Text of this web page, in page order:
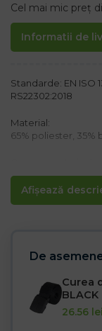
Cel mai mic preț
Informatii de
Afișează
Standarde: EN ISO
RS22302:2018
Material:
65% poliester, 35%
Caracteristici:
– Noua versiune a
– Croială nouă
– Banda interioară
căderea
– durabilitate
suplimentar de pe
– Un număr mare
pantalonilor
De
Curea
BLACK
26.56 lei